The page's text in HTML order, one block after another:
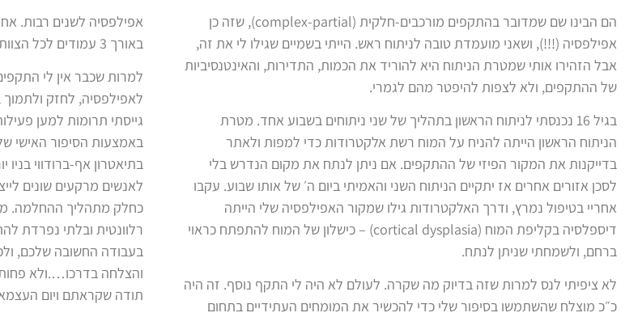
הם הבינו שם שמדובר בהתקפים מורכבים-חלקית (complex-partial), שזה כן
אפילפסיה (!!!), ושאני מועמדת טובה לניתוח ראש. הייתי בשמיים שגילו לי את זה,
אבל הזהירו אותי שמטרת הניתוח היא להוריד את הכמות, התדירות, והאינטנסיביות
של ההתקפים, ולא לצפות להיפטר מהם לגמרי.
בגיל 16 נכנסתי לניתוח הראשון בתהליך של שני ניתוחים בשבוע אחד. מטרת
הניתוח הראשון הייתה להניח על המוח רשת אלקטרודות כדי למפות ולאתר
בדייקנות את המקור הפיזי של ההתקפים. אם ניתן לנתח את מקום הנדרש בלי
לסכן אזורים אחרים אז יתקיים הניתוח השני והאמיתי ביום ה׳ של אותו שבוע. עקבו
אחריי בטיפול נמרץ, ודרך האלקטרודות גילו שמקור האפילפסיה שלי הייתה
דיספלסיה בקליפת המוח (cortical dysplasia) – כישלון של המוח להתפתח כראוי
ברחם, ולשמחתי שניתן לנתח.
לא ציפיתי לנס למרות שזה בדיוק מה שקרה. לעולם לא היה לי התקף נוסף. זה היה
כ״כ מוצלח שהשתמשו בסיפור שלי כדי להכשיר את המומחים העתידיים בתחום
אפילפסיה לשנים רבות.
באורך 3 עמודים לכל הצוות הרפואי המדהים שלי – צוות עובדי הניסים שלי.
למרות שכבר אין לי
לאפילפסיה, לחזק ולתמוך
באמצעות הסיפור האישי
בתיאטרון אף-ברודווי
לאנשים מרקעים שונים
כחלק מתהליך ההחלמה.
רלוונטית ובלתי נפרדת
בעבודה החשובה שלכם,
והצלחה בדרכו….ולא
תודה שקראתם ויום